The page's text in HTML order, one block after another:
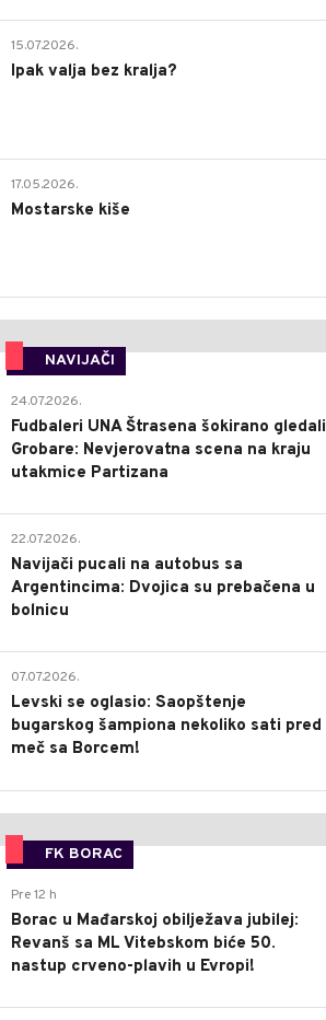
15.07.2026.
Ipak valja bez kralja?
17.05.2026.
Mostarske kiše
NAVIJAČI
24.07.2026.
Fudbaleri UNA Štrasena šokirano gledali
Grobare: Nevjerovatna scena na kraju
utakmice Partizana
22.07.2026.
Navijači pucali na autobus sa
Argentincima: Dvojica su prebačena u
bolnicu
07.07.2026.
Levski se oglasio: Saopštenje
bugarskog šampiona nekoliko sati pred
meč sa Borcem!
FK BORAC
Pre 12 h
Borac u Mađarskoj obilježava jubilej:
Revanš sa ML Vitebskom biće 50.
nastup crveno-plavih u Evropi!